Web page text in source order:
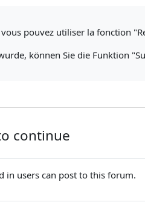
pouvez utiliser la fonction
können Sie die Funktion
continue
in users can post to this forum.